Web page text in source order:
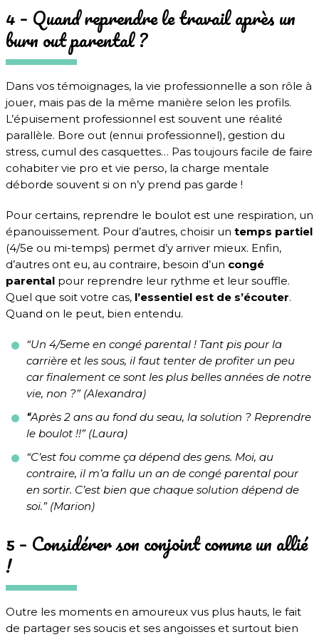
4 – Quand reprendre le travail après un
burn out parental ?
Dans vos témoignages, la vie professionnelle a son rôle à
jouer, mais pas de la même manière selon les profils.
L’épuisement professionnel est souvent une réalité
parallèle. Bore out (ennui professionnel), gestion du
stress, cumul des casquettes… Pas toujours facile de faire
cohabiter vie pro et vie perso, la charge mentale
déborde souvent si on n’y prend pas garde !
Pour certains, reprendre le boulot est une respiration, un
épanouissement. Pour d’autres, choisir un temps partiel
(4/5e ou mi-temps) permet d’y arriver mieux. Enfin,
d’autres ont eu, au contraire, besoin d’un congé
parental pour reprendre leur rythme et leur souffle.
Quel que soit votre cas, l’essentiel est de s’écouter.
Quand on le peut, bien entendu.
“Un 4/5eme en congé parental ! Tant pis pour la
carrière et les sous, il faut tenter de profiter un peu
car finalement ce sont les plus belles années de notre
vie, non ?” (Alexandra)
“Après 2 ans au fond du seau, la solution ? Reprendre
le boulot !!” (Laura)
“C’est fou comme ça dépend des gens. Moi, au
contraire, il m’a fallu un an de congé parental pour
en sortir. C’est bien que chaque solution dépend de
soi.” (Marion)
5 – Considérer son conjoint comme un allié
!
Outre les moments en amoureux vus plus hauts, le fait
de partager ses soucis et ses angoisses et surtout bien